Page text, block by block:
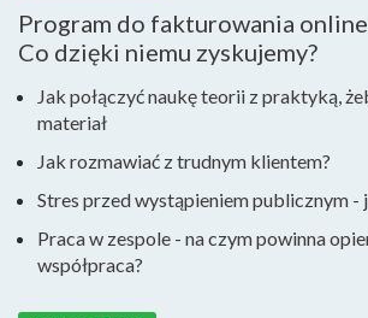
Program do fakturowania
Co dzięki niemu zyskujemy?
Jak połączyć naukę teorii z praktyką,
materiał
Jak rozmawiać z trudnym klientem?
Stres przed wystąpieniem publicznym -
Praca w zespole - na czym powinna
współpraca?